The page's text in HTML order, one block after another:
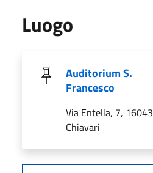
Luogo
Auditorium S.
Francesco
Via Entella, 7, 16043
Chiavari